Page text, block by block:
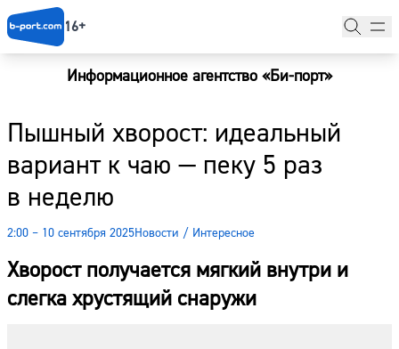
16+
Информационное агентство «Би-порт»
Пышный хворост: идеальный
вариант к чаю — пеку 5 раз
в неделю
2:00 – 10 сентября 2025Новости / Интересное
Хворост получается мягкий внутри и
слегка хрустящий снаружи
Новости
Наши гости
Фоторепортажи
Погода
Курсы валют